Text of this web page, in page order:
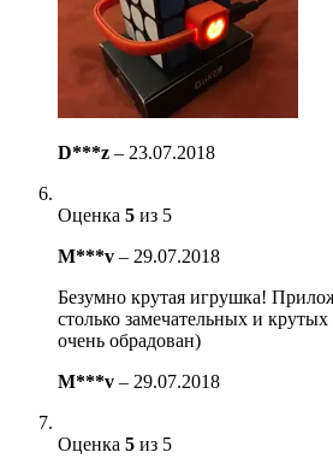
D***z – 23.07.2018
Оценка 5 из 5
M***v – 29.07.2018
Безумно крутая игрушка!
столько замечательных и
очень обрадован)
M***v – 29.07.2018
Оценка 5 из 5